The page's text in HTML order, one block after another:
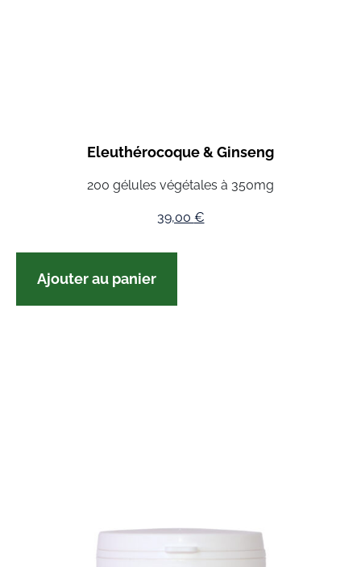
Eleuthérocoque & Ginseng
200 gélules végétales à 350mg
39,00 €
Ajouter au panier